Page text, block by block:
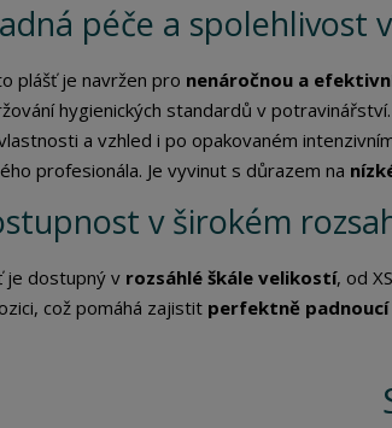
péče a spolehlivost
plášť je navržen pro nenáročnou a
hygienických standardů v
a vzhled i po opakovaném
profesionála. Je vyvinut s důrazem na
v širokém
je dostupný v rozsáhlé škále velikostí, od
což pomáhá zajistit perfektně